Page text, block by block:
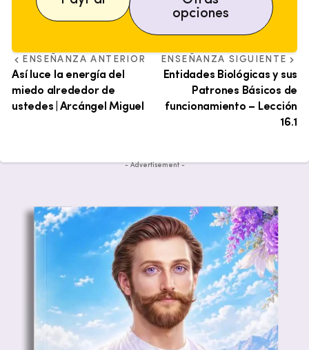
opciones
ENSEÑANZA ANTERIOR
Así luce la energía del
miedo alrededor de
ustedes | Arcángel Miguel
ENSEÑANZA SIGUIENTE
Entidades Biológicas y sus
Patrones Básicos de
funcionamiento – Lección
16.1
- Advertisement -